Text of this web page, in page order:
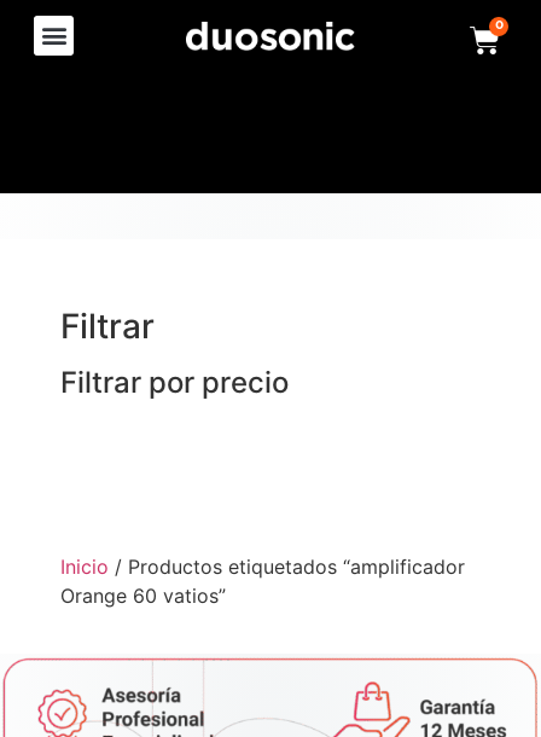
0
Filtrar
Filtrar por precio
Inicio / Productos etiquetados “amplificador
Orange 60 vatios”